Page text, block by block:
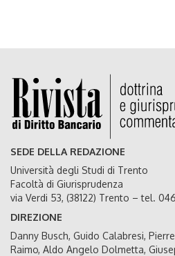
SEDE DELLA REDAZIONE
Università degli Studi di Trento
Facoltà di Giurisprudenza
via Verdi 53, (38122) Trento – tel.
DIREZIONE
Danny Busch, Guido Calabresi,
Raimo, Aldo Angelo Dolmetta,